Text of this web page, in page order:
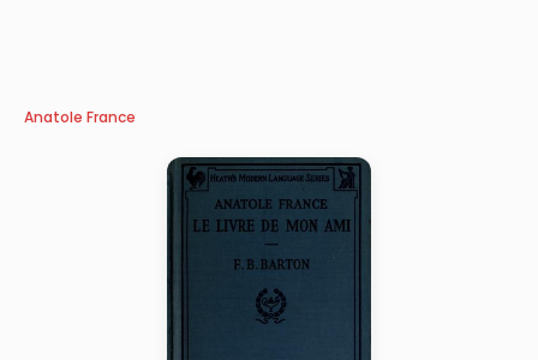
Anatole France